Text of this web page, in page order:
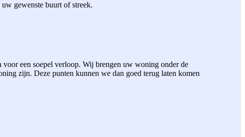
gewenste buurt of streek.
een soepel verloop. Wij brengen uw woning onder de
zijn. Deze punten kunnen we dan goed terug laten komen